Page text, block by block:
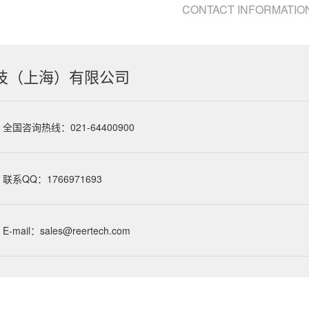
CONTACT
（上海）有限公司
全国咨询热线：021-64400900
联系QQ：1766971693
E-mail：sales@reertech.com